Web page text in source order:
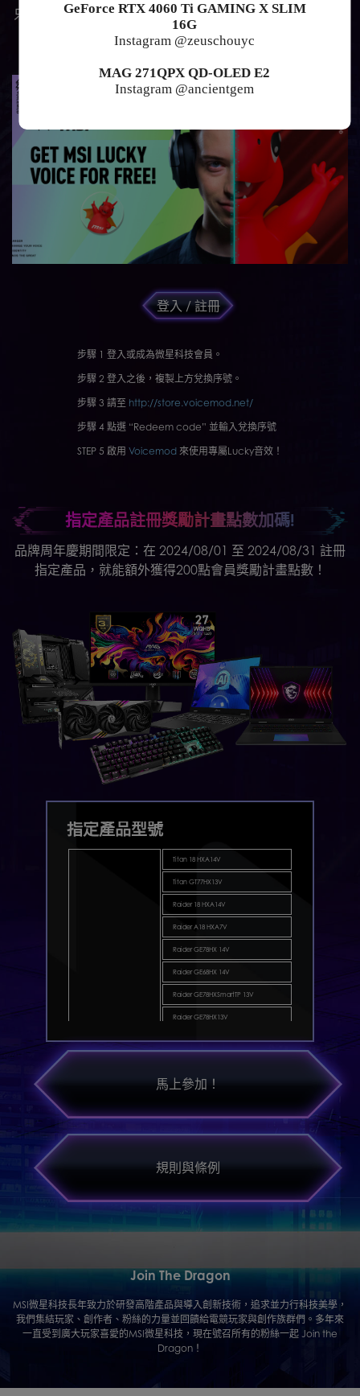
只要成為微星科技會員，就能獲得限定的Voicemod會員專
屬Lucky音效！
登入 / 註冊
步驟 1 登入或成為微星科技會員。
步驟 2 登入之後，複製上方兌換序號。
步驟 3 請至 http://store.voicemod.net/
步驟 4 點選 “Redeem code” 並輸入兌換序號
STEP 5 啟用 Voicemod 來使用專屬Lucky音效！
指定產品註冊獎勵計畫點數加碼!
品牌周年慶期間限定：在 2024/08/01 至 2024/08/31 註冊
指定產品，就能額外獲得200點會員獎勵計畫點數！
指定產品型號
Titan 18 HXA14V
Titan GT77HX13V
Raider 18 HXA14V
Raider A18 HXA7V
Raider GE78HX 14V
Raider GE68HX 14V
Raider GE78HXSmartTP 13V
Raider GE78HX13V
Raider GE68HX13V
Stealtd 18 AIStudio A1V
Stealtd 16MercedesAMG A13V
Stealtd17Studio A13V
Stealtd16Studio A13V
Vector 16 HXA14V
Vector 17 HXA13V
Vector 16 HXA13V
馬上參加！
規則與條例
Join The Dragon
MSI微星科技長年致力於研發高階產品與導入創新技術，追求並力行科技美學，
我們集結玩家、創作者、粉絲的力量並回饋給電競玩家與創作族群們。多年來
一直受到廣大玩家喜愛的MSI微星科技，現在號召所有的粉絲一起 Join the
Dragon！
GeForce RTX 4060 Ti GAMING X SLIM
16G
Instagram @zeuschouyc
MAG 271QPX QD-OLED E2
Instagram @ancientgem